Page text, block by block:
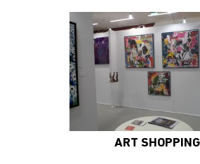
ART SHOPPING